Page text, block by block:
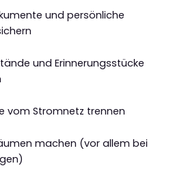
und persönliche
und Erinnerungsstücke
vom Stromnetz trennen
machen (vor allem bei